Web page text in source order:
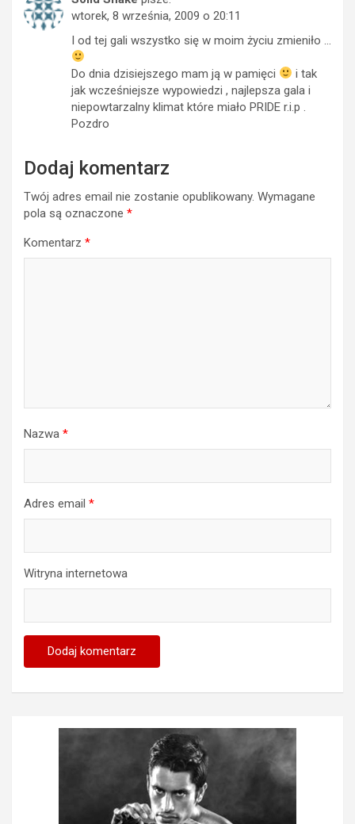
wtorek, 8 września, 2009 o 20:11
I od tej gali wszystko się w moim życiu zmieniło …
Do dnia dzisiejszego mam ją w pamięci
i tak
jak wcześniejsze wypowiedzi , najlepsza gala i
niepowtarzalny klimat które miało PRIDE r.i.p .
Pozdro
Dodaj komentarz
Twój adres email nie zostanie opublikowany. Wymagane
pola są oznaczone *
Komentarz *
Nazwa *
Adres email *
Witryna internetowa